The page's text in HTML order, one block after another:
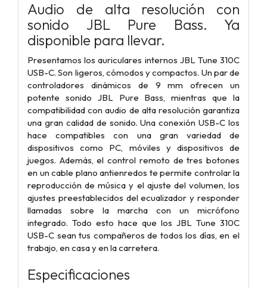
Audio de alta resolución con
sonido JBL Pure Bass. Ya
disponible para llevar.
Presentamos los auriculares internos JBL Tune 310C
USB-C. Son ligeros, cómodos y compactos. Un par de
controladores dinámicos de 9 mm ofrecen un
potente sonido JBL Pure Bass, mientras que la
compatibilidad con audio de alta resolución garantiza
una gran calidad de sonido. Una conexión USB-C los
hace compatibles con una gran variedad de
dispositivos como PC, móviles y dispositivos de
juegos. Además, el control remoto de tres botones
en un cable plano antienredos te permite controlar la
reproducción de música y el ajuste del volumen, los
ajustes preestablecidos del ecualizador y responder
llamadas sobre la marcha con un micrófono
integrado. Todo esto hace que los JBL Tune 310C
USB-C sean tus compañeros de todos los días, en el
trabajo, en casa y en la carretera.
Especificaciones